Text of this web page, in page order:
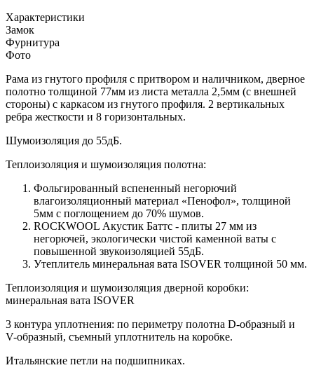
Характеристики
Замок
Фурнитура
Фото
Рама из гнутого профиля с притвором и наличником, дверное
полотно толщиной 77мм из листа металла 2,5мм (с внешней
стороны) c каркасом из гнутого профиля. 2 вертикальных
ребра жесткости и 8 горизонтальных.
Шумоизоляция до 55дБ.
Теплоизоляция и шумоизоляция полотна:
Фольгированный вспененный негорючий
влагоизоляционный материал «Пенофол», толщиной
5мм с поглощением до 70% шумов.
ROCKWOOL Акустик Баттс - плиты 27 мм из
негорючей, экологически чистой каменной ваты с
повышенной звукоизоляцией 55дБ.
Утеплитель минеральная вата ISOVER толщиной 50 мм.
Теплоизоляция и шумоизоляция дверной коробки:
минеральная вата ISOVER
3 контура уплотнения: по периметру полотна D-образный и
V-образный, съемный уплотнитель на коробке.
Итальянские петли на подшипниках.